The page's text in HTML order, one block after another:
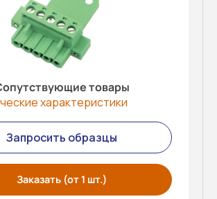
товары
характеристики
Запросить образцы
Заказать (от 1 шт.)